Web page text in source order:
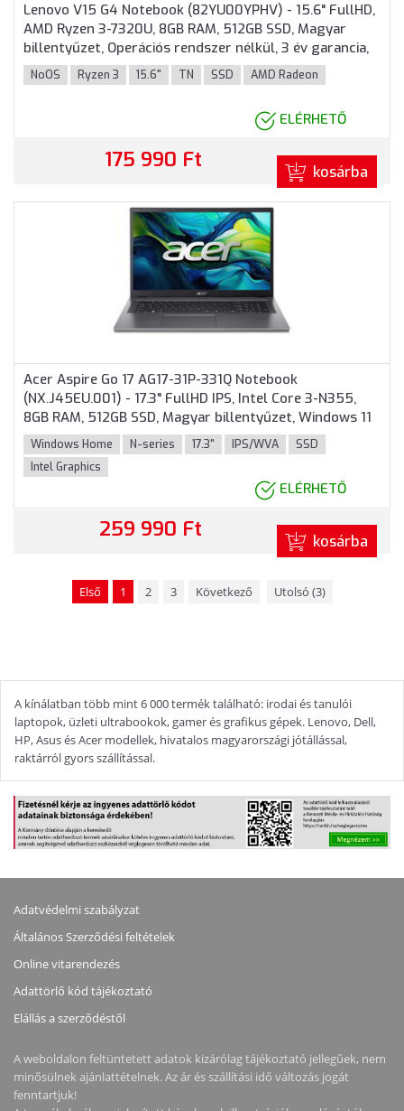
Lenovo V15 G4 Notebook (82YU00YPHV) - 15.6" FullHD,
AMD Ryzen 3-7320U, 8GB RAM, 512GB SSD, Magyar
billentyűzet, Operációs rendszer nélkül, 3 év garancia,
Fekete színben
NoOS Ryzen 3 15.6" TN SSD AMD Radeon
ELÉRHETŐ
175 990 Ft kosárba
Acer Aspire Go 17 AG17-31P-331Q Notebook
(NX.J45EU.001) - 17.3" FullHD IPS, Intel Core 3-N355,
8GB RAM, 512GB SSD, Magyar billentyűzet, Windows 11
Home, 3 év garancia, Szürke színben
Windows Home N-series 17.3" IPS/WVA
SSD
Intel Graphics
ELÉRHETŐ
259 990 Ft kosárba
Első 1 2 3 Következő Utolsó (3)
A kínálatban több mint 6 000 termék található: irodai és tanulói
laptopok, üzleti ultrabookok, gamer és grafikus gépek. Lenovo, Dell,
HP, Asus és Acer modellek, hivatalos magyarországi jótállással,
raktárról gyors szállítással.
Adatvédelmi szabályzat
Általános Szerződési feltételek
Online vitarendezés
Adattörlő kód tájékoztató
Elállás a szerződéstől
A weboldalon feltüntetett adatok kizárólag tájékoztató jellegűek, nem
minősülnek ajánlattételnek. Az ár és szállítási idő változás jogát
fenntartjuk!